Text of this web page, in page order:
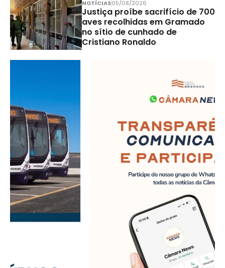
NOTÍCIAS05/08/2026
Justiça proíbe sacrifício de 700
aves recolhidas em Gramado
no sítio de cunhado de
Cristiano Ronaldo